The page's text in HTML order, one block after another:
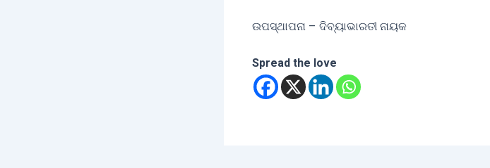
ଉପସ୍ଥାପନା – ଦିବ୍ୟାଭାରତୀ ନାୟକ
Spread the love